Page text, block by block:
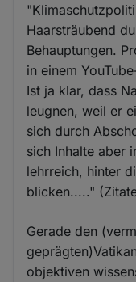
Haarsträubend
Behauptungen.
in einem
Ist ja klar, dass
leugnen, weil er
sich durch
sich Inhalte aber
lehrreich, hinter
blicken....."
Gerade den
objektiven